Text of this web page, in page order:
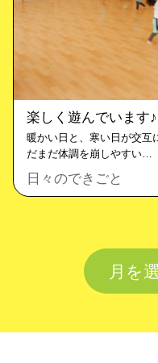
楽しく遊んでいます♪
暖かい日と、寒い日が交互
だまだ体調を崩しやすい…
日々のできごと